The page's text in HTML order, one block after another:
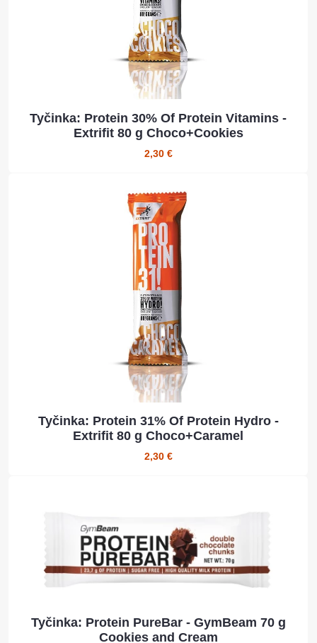
Tyčinka: Protein 30% Of Protein Vitamins -
Extrifit 80 g Choco+Cookies
2,30 €
Tyčinka: Protein 31% Of Protein Hydro -
Extrifit 80 g Choco+Caramel
2,30 €
Tyčinka: Protein PureBar - GymBeam 70 g
Cookies and Cream